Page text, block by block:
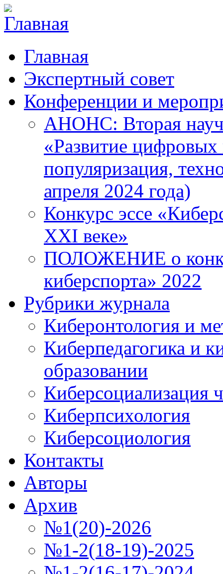
Главная
Экспертный совет
Конференции и
АНОНС: Вторая
«Развитие цифровых
популяризация,
апреля 2024 года)
Конкурс эссе
XXI веке»
ПОЛОЖЕНИЕ о
киберспорта» 2022
Рубрики журнала
Киберонтология и
Киберпедагогика и
образовании
Киберсоциализация
Киберпсихология
Киберсоциология
Контакты
Авторы
Архив
№1(20)-2026
№1-2(18-19)-2025